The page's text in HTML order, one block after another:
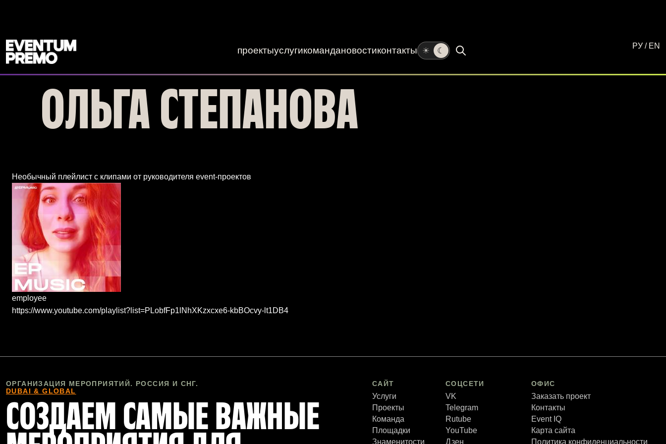
проектыуслугикомандановостиконтакты ☀ ☾ РУ / EN
ОЛЬГА СТЕПАНОВА
Необычный плейлист с клипами от руководителя event-проектов
employee
https://www.youtube.com/playlist?list=PLobfFp1lNhXKzxcxe6-kbBOcvy-lt1DB4
ОРГАНИЗАЦИЯ МЕРОПРИЯТИЙ. РОССИЯ И СНГ.
DUBAI & GLOBAL
СОЗДАЕМ САМЫЕ ВАЖНЫЕ
САЙТ
Услуги
Проекты
Команда
Площадки
Знаменитости
СОЦСЕТИ
VK
Telegram
Rutube
YouTube
Дзен
ОФИС
Заказать проект
Контакты
Event IQ
Карта сайта
Политика конфиденциальности